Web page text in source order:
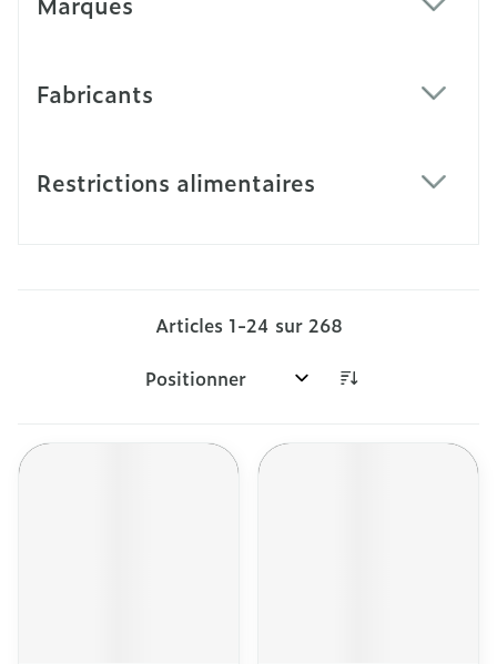
Fabricants
Restrictions alimentaires
Articles 1-24 sur 268
Trier par: